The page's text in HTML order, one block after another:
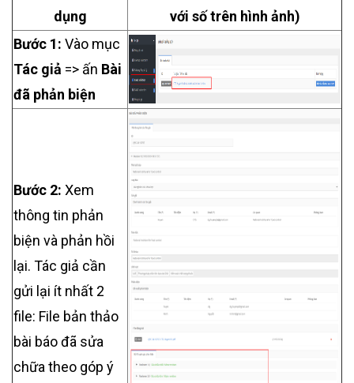
dụng
với số trên hình ảnh)
Bước 1: Vào mục
Tác giả => ấn Bài
đã phản biện
Bước 2: Xem
thông tin phản
biện và phản hồi
lại. Tác giả cần
gửi lại ít nhất 2
file: File bản thảo
bài báo đã sửa
chữa theo góp ý